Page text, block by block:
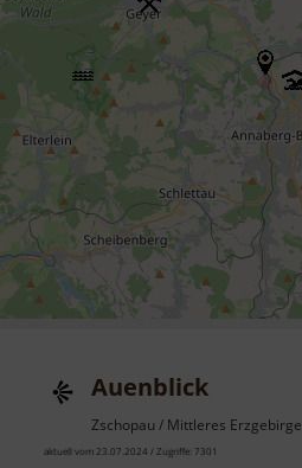
Auenblick
Zschopau / Mittleres Erzgebirge
aktuell vom 23.07.2024 / Zugriffe: 7301